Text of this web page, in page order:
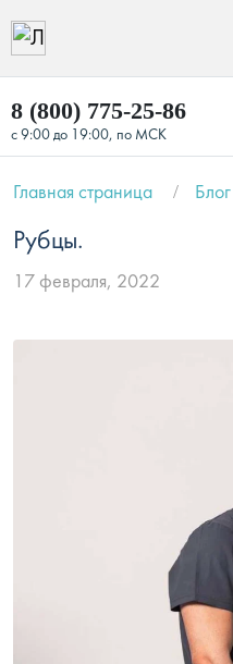
8 (800) 775-25-86
с 9:00 до 19:00, по МСК
Главная страница Блог
Рубцы.
17 февраля, 2022